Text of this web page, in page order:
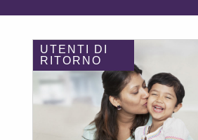
UTENTI DI
RITORNO